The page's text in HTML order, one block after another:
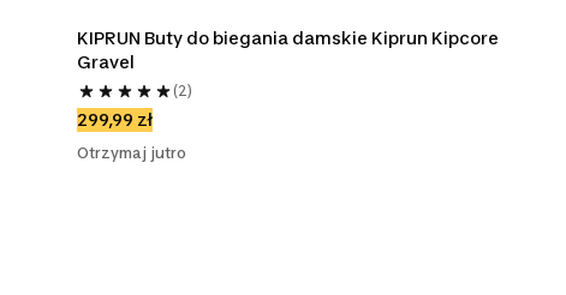
KIPRUN Buty do biegania damskie Kiprun Kipcore
Gravel
(2)
299,99 zł
Otrzymaj jutro